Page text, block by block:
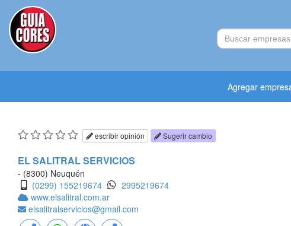
Agregar
escribir opinión Sugerir cambio
EL SALITRAL SERVICIOS
- (8300) Neuquén
(0299) 155219674
2995219674
www.elsalitral.com.ar
elsalitralservicios@gmail.com